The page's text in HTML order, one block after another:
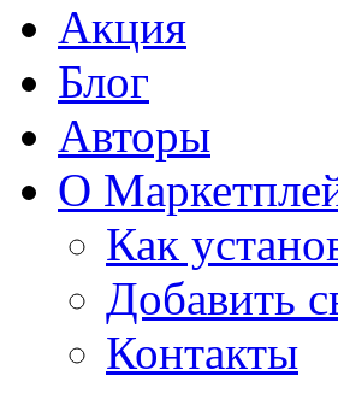
Акция
Блог
Авторы
О
Как
Добавить
Контакты